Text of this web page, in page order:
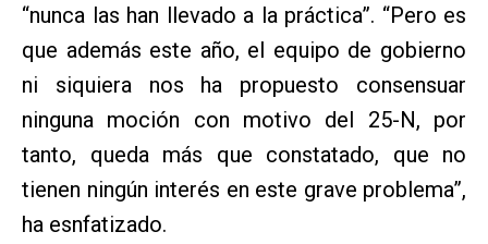
“nunca las han llevado a la práctica”. “Pero es
que además este año, el equipo de gobierno
ni siquiera nos ha propuesto consensuar
ninguna moción con motivo del 25-N, por
tanto, queda más que constatado, que no
tienen ningún interés en este grave problema”,
ha esnfatizado.